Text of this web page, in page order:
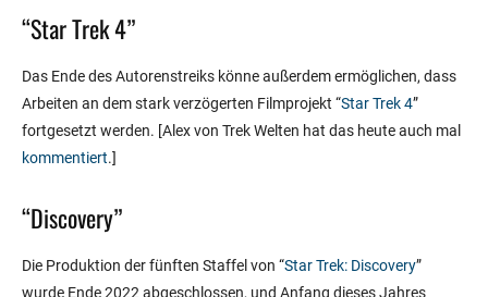
“Star Trek 4”
Das Ende des Autorenstreiks könne außerdem ermöglichen, dass
Arbeiten an dem stark verzögerten Filmprojekt “Star Trek 4”
fortgesetzt werden. [Alex von Trek Welten hat das heute auch mal
kommentiert.]
“Discovery”
Die Produktion der fünften Staffel von “Star Trek: Discovery”
wurde Ende 2022 abgeschlossen, und Anfang dieses Jahres